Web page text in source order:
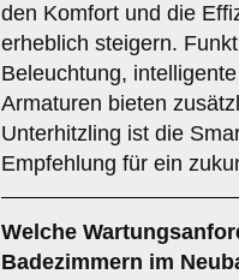
den Komfort und die
erheblich steigern.
Beleuchtung,
Armaturen bieten
Unterhitzling ist die
Empfehlung für ein
Welche
Badezimmern im